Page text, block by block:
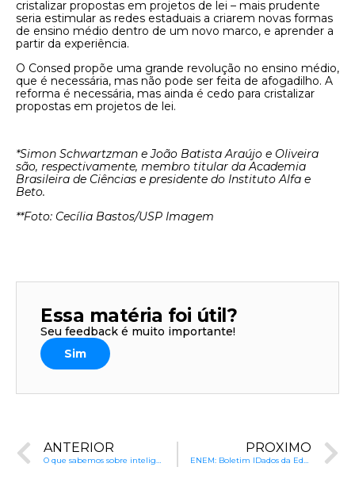
cristalizar propostas em projetos de lei – mais prudente
seria estimular as redes estaduais a criarem novas formas
de ensino médio dentro de um novo marco, e aprender a
partir da experiência.
O Consed propõe uma grande revolução no ensino médio,
que é necessária, mas não pode ser feita de afogadilho. A
reforma é necessária, mas ainda é cedo para cristalizar
propostas em projetos de lei.
*Simon Schwartzman e João Batista Araújo e Oliveira
são, respectivamente, membro titular da Academia
Brasileira de Ciências e presidente do Instituto Alfa e
Beto.
**Foto: Cecília Bastos/USP Imagem
Essa matéria foi útil?
Seu feedback é muito importante!
Sim
ANTERIOR PRÓXIMO